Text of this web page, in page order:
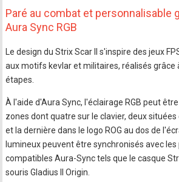
Paré au combat et personnalisable
Aura Sync RGB
Le design du Strix Scar II s'inspire des jeux
aux motifs kevlar et militaires, réalisés grâce
étapes.
À l'aide d'Aura Sync, l'éclairage RGB peut
zones dont quatre sur le clavier, deux
et la dernière dans le logo ROG au dos de
lumineux peuvent être synchronisés avec
compatibles Aura-Sync tels que le casque
souris Gladius II Origin.